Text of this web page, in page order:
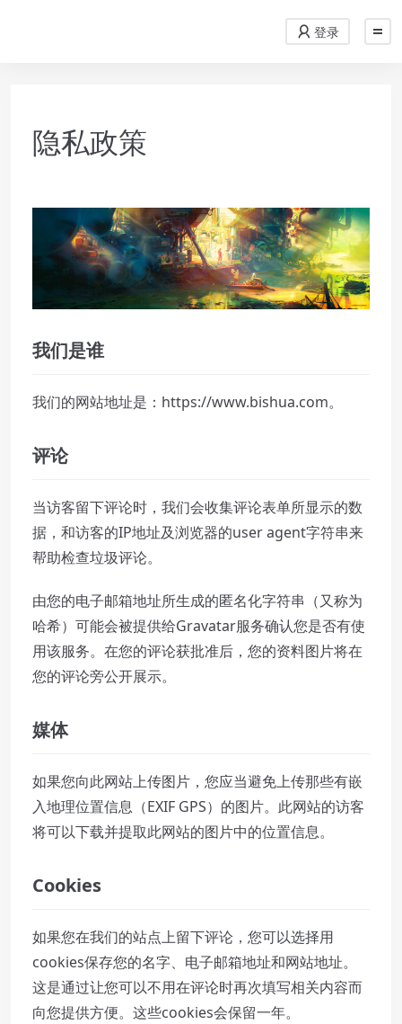
登录
隐私政策
我们是谁
我们的网站地址是：https://www.bishua.com。
评论
当访客留下评论时，我们会收集评论表单所显示的数
据，和访客的IP地址及浏览器的user agent字符串来
帮助检查垃圾评论。
由您的电子邮箱地址所生成的匿名化字符串（又称为
哈希）可能会被提供给Gravatar服务确认您是否有使
用该服务。在您的评论获批准后，您的资料图片将在
您的评论旁公开展示。
媒体
如果您向此网站上传图片，您应当避免上传那些有嵌
入地理位置信息（EXIF GPS）的图片。此网站的访客
将可以下载并提取此网站的图片中的位置信息。
Cookies
如果您在我们的站点上留下评论，您可以选择用
cookies保存您的名字、电子邮箱地址和网站地址。
这是通过让您可以不用在评论时再次填写相关内容而
向您提供方便。这些cookies会保留一年。